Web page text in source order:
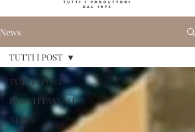
News
TUTTI I POST
EVENTI PASSATI
NEWS
TUTTI I POST